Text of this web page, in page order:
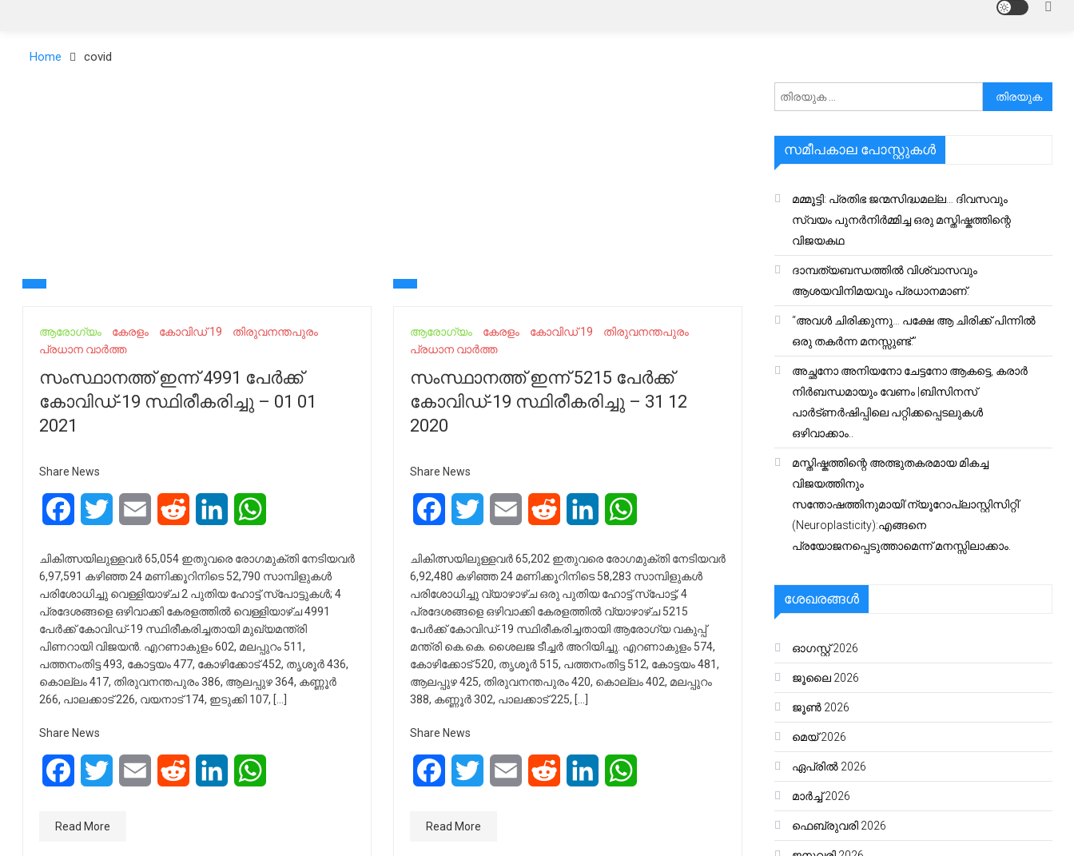
Home covid
ആരോഗ്യം കേരളം കോവിഡ് 19
തിരുവനന്തപുരം
പ്രധാന വാർത്ത
സംസ്ഥാനത്ത് ഇന്ന് 4991 പേര്‍ക്ക്
കോവിഡ്-19 സ്ഥിരീകരിച്ചു – 01 01
2021
Share News
FacebookTwitter Email Reddit LinkedIn
ചികിത്സയിലുള്ളവര്‍ 65,054 ഇതുവരെ രോഗമുക്തി നേടിയവര്‍
6,97,591 കഴിഞ്ഞ 24 മണിക്കൂറിനിടെ 52,790 സാമ്പിളുകള്‍
പരിശോധിച്ചു വെള്ളിയാഴ്ച 2 പുതിയ ഹോട്ട് സ്‌പോട്ടുകള്‍; 4
പ്രദേശങ്ങളെ ഒഴിവാക്കി കേരളത്തില്‍ വെള്ളിയാഴ്ച 4991
പേര്‍ക്ക് കോവിഡ്-19 സ്ഥിരീകരിച്ചതായി മുഖ്യമന്ത്രി
പിണറായി വിജയന്‍. എറണാകുളം 602, മലപ്പുറം 511,
പത്തനംതിട്ട 493, കോട്ടയം 477, കോഴിക്കോട് 452, തൃശൂര്‍ 436,
കൊല്ലം 417, തിരുവനന്തപുരം 386, ആലപ്പുഴ 364, കണ്ണൂര്‍
266, പാലക്കാട് 226, വയനാട് 174, ഇടുക്കി 107, […]
Share News
FacebookTwitter Email Reddit LinkedIn
Read More
ആരോഗ്യം കേരളം കോവിഡ് 19
തിരുവനന്തപുരം
പ്രധാന വാർത്ത
സംസ്ഥാനത്ത് ഇന്ന് 5215 പേര്‍ക്ക്
കോവിഡ്-19 സ്ഥിരീകരിച്ചു – 31 12
2020
Share News
FacebookTwitter Email Reddit LinkedIn
ചികിത്സയിലുള്ളവര്‍ 65,202 ഇതുവരെ രോഗമുക്തി നേടിയവര്‍
6,92,480 കഴിഞ്ഞ 24 മണിക്കൂറിനിടെ 58,283 സാമ്പിളുകള്‍
പരിശോധിച്ചു വ്യാഴാഴ്ച ഒരു പുതിയ ഹോട്ട് സ്‌പോട്ട്; 4
പ്രദേശങ്ങളെ ഒഴിവാക്കി കേരളത്തില്‍ വ്യാഴാഴ്ച 5215
പേര്‍ക്ക് കോവിഡ്-19 സ്ഥിരീകരിച്ചതായി ആരോഗ്യ വകുപ്പ്
മന്ത്രി കെ.കെ. ശൈലജ ടീച്ചര്‍ അറിയിച്ചു. എറണാകുളം 574,
കോഴിക്കോട് 520, തൃശൂര്‍ 515, പത്തനംതിട്ട 512, കോട്ടയം 481,
ആലപ്പുഴ 425, തിരുവനന്തപുരം 420, കൊല്ലം 402, മലപ്പുറം
388, കണ്ണൂര്‍ 302, പാലക്കാട് 225, […]
Share News
FacebookTwitter Email Reddit LinkedIn
Read More
അനേഷിക്കുക
സമീപകാല പോസ്റ്റുകൾ
മമ്മൂട്ടി: പ്രതിഭ ജന്മസിദ്ധമല്ല… ദിവസവും
സ്വയം പുനർനിർമ്മിച്ച ഒരു മസ്തിഷ്കത്തിന്റെ
വിജയകഥ
ദാമ്പത്യബന്ധത്തിൽ വിശ്വാസവും
ആശയവിനിമയവും പ്രധാനമാണ്.
“അവൾ ചിരിക്കുന്നു… പക്ഷേ ആ ചിരിക്ക് പിന്നിൽ
ഒരു തകർന്ന മനസ്സുണ്ട്.”
അച്ഛനോ അനിയനോ ചേട്ടനോ ആകട്ടെ, കരാർ
നിർബന്ധമായും വേണം |ബിസിനസ്
പാർട്ണർഷിപ്പിലെ പറ്റിക്കപ്പെടലുകൾ
ഒഴിവാക്കാം..
മസ്തിഷ്കത്തിന്റെ അത്ഭുതകരമായ മികച്ച
വിജയത്തിനും
സന്തോഷത്തിനുമായി’ന്യൂറോപ്ലാസ്റ്റിസിറ്റി’
(Neuroplasticity):എങ്ങനെ
പ്രയോജനപ്പെടുത്താമെന്ന് മനസ്സിലാക്കാം.
ശേഖരങ്ങൾ
ഓഗസ്റ്റ്‌ 2026
ജൂലൈ 2026
ജൂൺ 2026
മെയ്‌ 2026
ഏപ്രിൽ 2026
മാർച്ച്‌ 2026
ഫെബ്രുവരി 2026